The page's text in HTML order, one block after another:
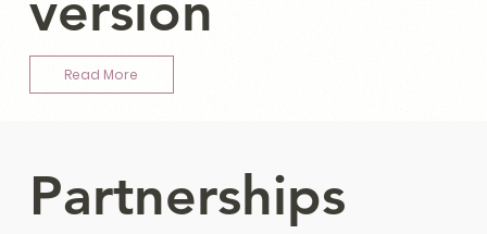
Read More
Partnerships